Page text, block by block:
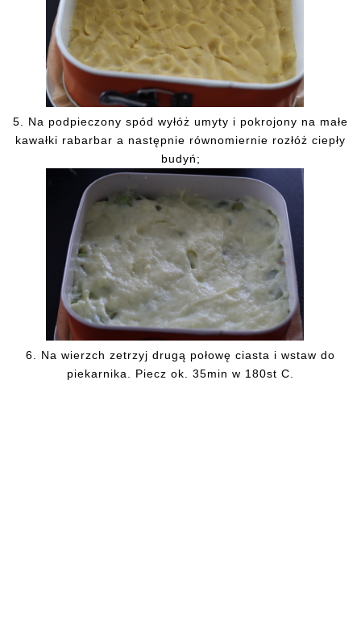
5. Na podpieczony spód wyłóż umyty i pokrojony na małe
kawałki rabarbar a następnie równomiernie rozłóż ciepły
budyń;
6. Na wierzch zetrzyj drugą połowę ciasta i wstaw do
piekarnika. Piecz ok. 35min w 180st C.